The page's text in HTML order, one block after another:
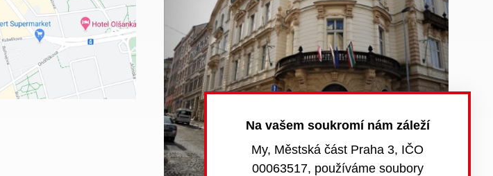
Na vašem soukromí nám záleží
My, Městská část Praha 3, IČO
00063517, používáme soubory